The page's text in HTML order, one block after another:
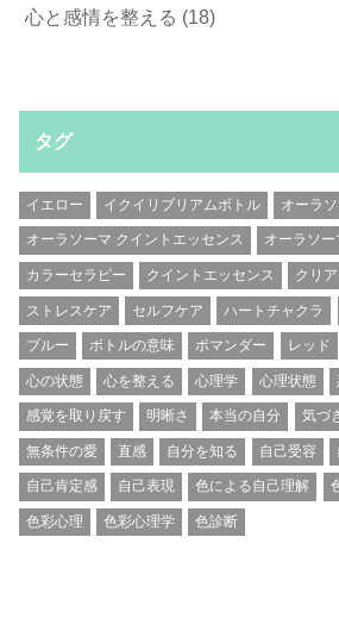
心と感情を整える (18)
タグ
イエロー イクイリブリアムボトル オーラ
オーラソーマ クイントエッセンス オーラソ
カラーセラピー クイントエッセンス クリ
ストレスケア セルフケア ハートチャクラ
ブルー ボトルの意味 ポマンダー レッド
心の状態 心を整える 心理学 心理状態
感覚を取り戻す 明晰さ 本当の自分 気づ
無条件の愛 直感 自分を知る 自己受容
自己肯定感 自己表現 色による自己理解
色彩心理 色彩心理学 色診断